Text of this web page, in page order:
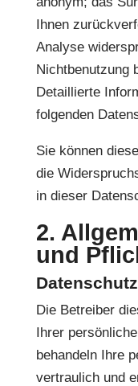
Ihnen
Analyse
Nichtbenutzung
Detaillierte
folgenden
Sie können
die
in dieser
2.
und
Datenschutz
Die Betreiber
Ihrer
behandeln Ihre
vertraulich und